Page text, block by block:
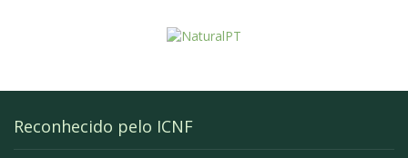
Reconhecido pelo ICNF